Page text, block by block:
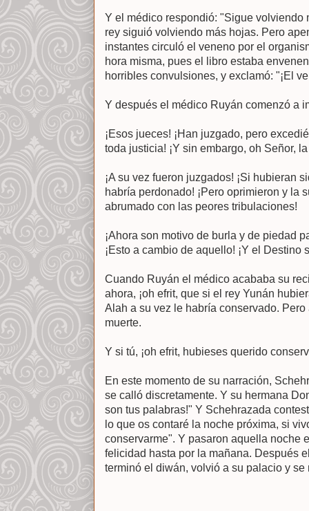
Y el médico respondió: "Sigue volviendo
rey siguió volviendo más hojas. Pero
instantes circuló el veneno por el
hora misma, pues el libro estaba
horribles convulsiones, y exclamó: "¡El
Y después el médico Ruyán comenzó a
¡Esos jueces! ¡Han juzgado, pero
toda justicia! ¡Y sin embargo, oh Señor,
¡A su vez fueron juzgados! ¡Si hubieran
habría perdonado! ¡Pero oprimieron y la
abrumado con las peores tribulaciones!
¡Ahora son motivo de burla y de piedad
¡Esto a cambio de aquello! ¡Y el
Cuando Ruyán el médico acababa su
ahora, ¡oh efrit, que si el rey Yunán
Alah a su vez le habría conservado.
muerte.
Y si tú, ¡oh efrit, hubieses querido
En este momento de su narración,
se calló discretamente. Y su hermana
son tus palabras!" Y Schehrazada
lo que os contaré la noche próxima, si
conservarme". Y pasaron aquella noche
felicidad hasta por la mañana. Después
terminó el diwán, volvió a su palacio y se